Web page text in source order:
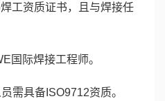
工资质证书，且与焊接任
国际焊接工程师。
需具备ISO9712资质。